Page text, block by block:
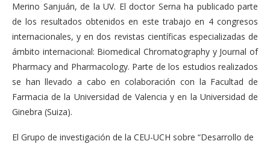
Merino Sanjuán, de la UV. El doctor Serna ha publicado parte
de los resultados obtenidos en este trabajo en 4 congresos
internacionales, y en dos revistas científicas especializadas de
ámbito internacional: Biomedical Chromatography y Journal of
Pharmacy and Pharmacology. Parte de los estudios realizados
se han llevado a cabo en colaboración con la Facultad de
Farmacia de la Universidad de Valencia y en la Universidad de
Ginebra (Suiza).
El Grupo de investigación de la CEU-UCH sobre “Desarrollo de